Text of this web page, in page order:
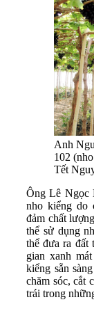
Anh
102
Tết
Ông Lê Ngọc
nho kiểng do
đảm chất
thể sử dụng
thể đưa ra đất
gian xanh
kiểng sẵn
chăm sóc, cắt
trái trong